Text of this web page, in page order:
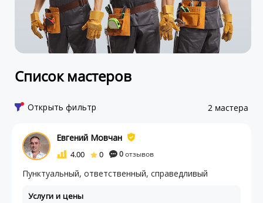
Список мастеров
Открыть фильтр 2 мастера
Евгений Мовчан
4.00 0 0отзывов
Пунктуальный, ответственный, справедливый
Услуги и цены